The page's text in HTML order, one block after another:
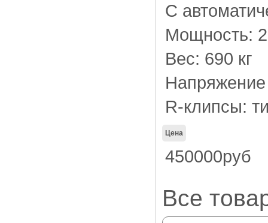
С
Мощность:
Вес: 690 кг
Напряжение
R-клипсы:
Цена
450000руб
Все